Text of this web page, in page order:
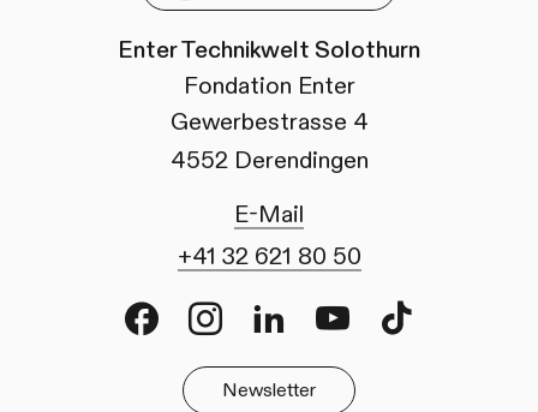
Enter Technikwelt Solothurn
Fondation Enter
Gewerbestrasse 4
4552 Derendingen
E-Mail
+41 32 621 80 50
Newsletter